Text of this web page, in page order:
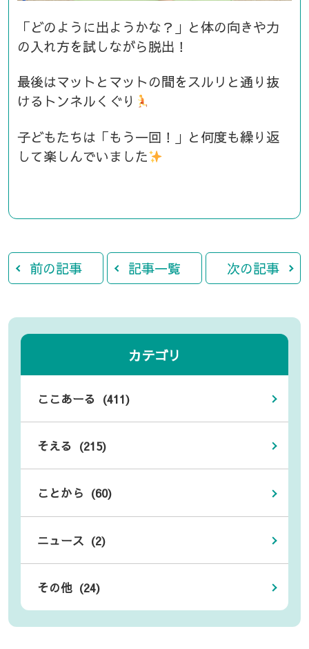
「どのように出ようかな？」と体の向きや力
の入れ方を試しながら脱出！
最後はマットとマットの間をスルリと通り抜
けるトンネルくぐり
子どもたちは「もう一回！」と何度も繰り返
して楽しんでいました
前の記事 記事一覧 次の記事
カテゴリ
ここあーる (411)
そえる (215)
ことから (60)
ニュース (2)
その他 (24)